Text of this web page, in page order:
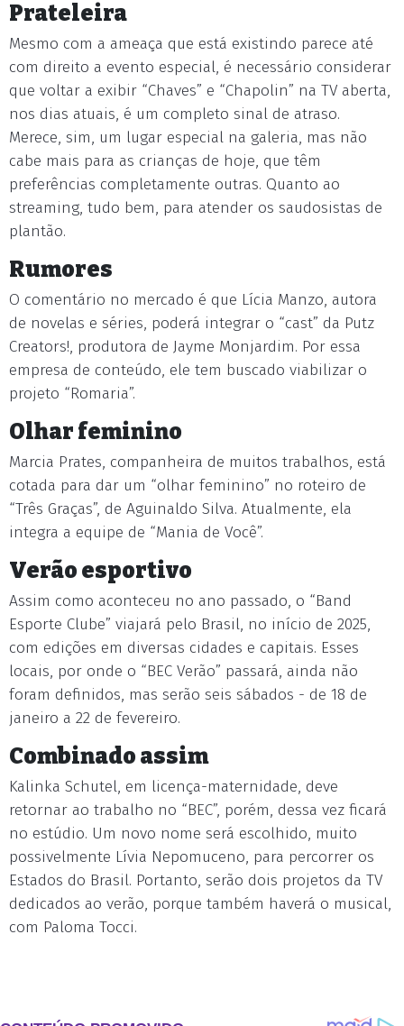
Prateleira
Mesmo com a ameaça que está existindo parece até
com direito a evento especial, é necessário considerar
que voltar a exibir “Chaves” e “Chapolin” na TV aberta,
nos dias atuais, é um completo sinal de atraso.
Merece, sim, um lugar especial na galeria, mas não
cabe mais para as crianças de hoje, que têm
preferências completamente outras. Quanto ao
streaming, tudo bem, para atender os saudosistas de
plantão.
Rumores
O comentário no mercado é que Lícia Manzo, autora
de novelas e séries, poderá integrar o “cast” da Putz
Creators!, produtora de Jayme Monjardim. Por essa
empresa de conteúdo, ele tem buscado viabilizar o
projeto “Romaria”.
Olhar feminino
Marcia Prates, companheira de muitos trabalhos, está
cotada para dar um “olhar feminino” no roteiro de
“Três Graças”, de Aguinaldo Silva. Atualmente, ela
integra a equipe de “Mania de Você”.
Verão esportivo
Assim como aconteceu no ano passado, o “Band
Esporte Clube” viajará pelo Brasil, no início de 2025,
com edições em diversas cidades e capitais. Esses
locais, por onde o “BEC Verão” passará, ainda não
foram definidos, mas serão seis sábados - de 18 de
janeiro a 22 de fevereiro.
Combinado assim
Kalinka Schutel, em licença-maternidade, deve
retornar ao trabalho no “BEC”, porém, dessa vez ficará
no estúdio. Um novo nome será escolhido, muito
possivelmente Lívia Nepomuceno, para percorrer os
Estados do Brasil. Portanto, serão dois projetos da TV
dedicados ao verão, porque também haverá o musical,
com Paloma Tocci.